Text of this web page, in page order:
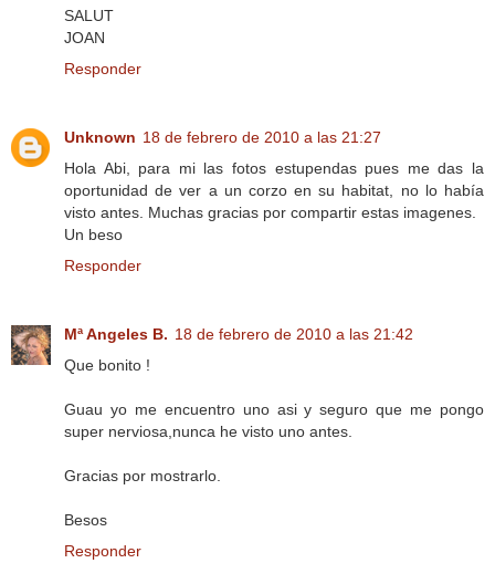
SALUT
JOAN
Responder
Unknown 18 de febrero de 2010 a las 21:27
Hola Abi, para mi las fotos estupendas pues me das la
oportunidad de ver a un corzo en su habitat, no lo había
visto antes. Muchas gracias por compartir estas imagenes.
Un beso
Responder
Mª Angeles B. 18 de febrero de 2010 a las 21:42
Que bonito !
Guau yo me encuentro uno asi y seguro que me pongo
super nerviosa,nunca he visto uno antes.
Gracias por mostrarlo.
Besos
Responder